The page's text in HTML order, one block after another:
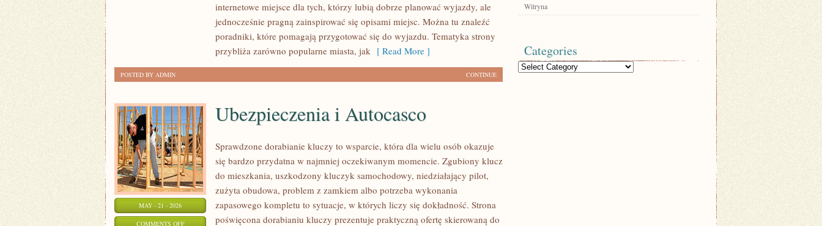
internetowe miejsce dla tych, którzy lubią dobrze planować wyjazdy, ale
jednocześnie pragną zainspirować się opisami miejsc. Można tu znaleźć
poradniki, które pomagają przygotować się do wyjazdu. Tematyka strony
przybliża zarówno popularne miasta, jak [ Read More ]
CONTINUE
POSTED BY ADMIN
MAY - 21 - 2026
COMMENTS OFFON
Ubezpieczenia i Autocasco
Sprawdzone dorabianie kluczy to wsparcie, która dla wielu osób okazuje
się bardzo przydatna w najmniej oczekiwanym momencie. Zgubiony klucz
do mieszkania, uszkodzony kluczyk samochodowy, niedziałający pilot,
zużyta obudowa, problem z zamkiem albo potrzeba wykonania
zapasowego kompletu to sytuacje, w których liczy się dokładność. Strona
poświęcona dorabianiu kluczy prezentuje praktyczną ofertę skierowaną do
Witryna
Categories
Categories